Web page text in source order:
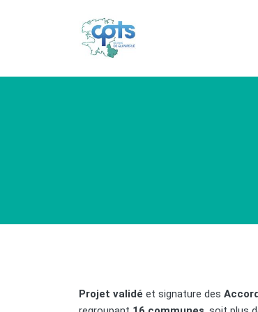
Projet validé et signature des